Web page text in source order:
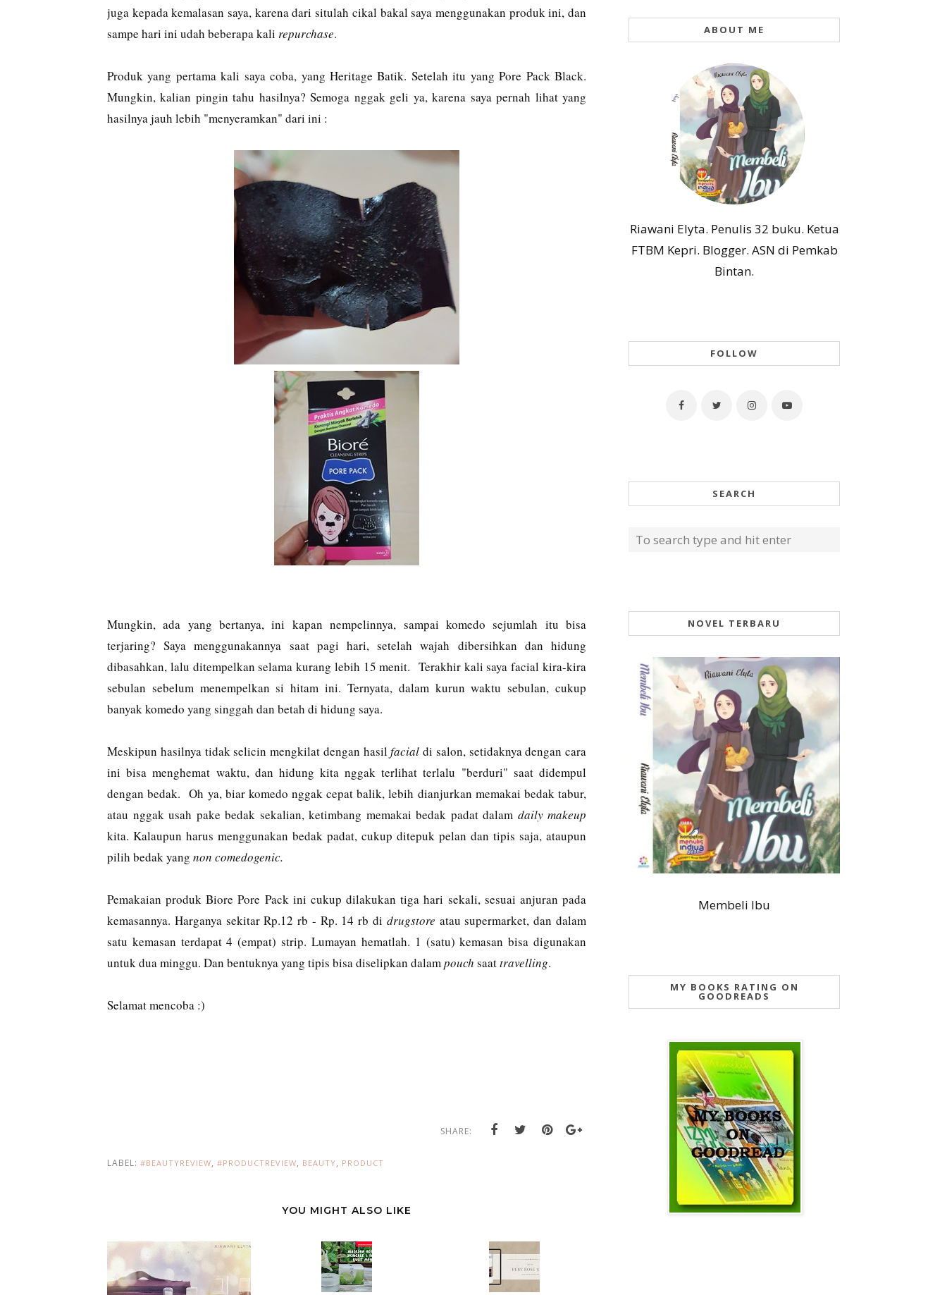
juga kepada kemalasan saya, karena dari situlah cikal bakal saya menggunakan produk ini, dan
sampe hari ini udah beberapa kali repurchase.
Produk yang pertama kali saya coba, yang Heritage Batik. Setelah itu yang Pore Pack Black.
Mungkin, kalian pingin tahu hasilnya? Semoga nggak geli ya, karena saya pernah lihat yang
hasilnya jauh lebih "menyeramkan" dari ini :
Mungkin, ada yang bertanya, ini kapan nempelinnya, sampai komedo sejumlah itu bisa
terjaring? Saya menggunakannya saat pagi hari, setelah wajah dibersihkan dan hidung
dibasahkan, lalu ditempelkan selama kurang lebih 15 menit. Terakhir kali saya facial kira-kira
sebulan sebelum menempelkan si hitam ini. Ternyata, dalam kurun waktu sebulan, cukup
banyak komedo yang singgah dan betah di hidung saya.
Meskipun hasilnya tidak selicin mengkilat dengan hasil facial di salon, setidaknya dengan cara
ini bisa menghemat waktu, dan hidung kita nggak terlihat terlalu "berduri" saat didempul
dengan bedak. Oh ya, biar komedo nggak cepat balik, lebih dianjurkan memakai bedak tabur,
atau nggak usah pake bedak sekalian, ketimbang memakai bedak padat dalam daily makeup
kita. Kalaupun harus menggunakan bedak padat, cukup ditepuk pelan dan tipis saja, ataupun
pilih bedak yang non comedogenic.
Pemakaian produk Biore Pore Pack ini cukup dilakukan tiga hari sekali, sesuai anjuran pada
kemasannya. Harganya sekitar Rp.12 rb - Rp. 14 rb di drugstore atau supermarket, dan dalam
satu kemasan terdapat 4 (empat) strip. Lumayan hematlah. 1 (satu) kemasan bisa digunakan
untuk dua minggu. Dan bentuknya yang tipis bisa diselipkan dalampouch saattravelling.
Selamat mencoba :)
SHARE:
LABEL: #BEAUTYREVIEW, #PRODUCTREVIEW, BEAUTY, PRODUCT
YOU MIGHT ALSO LIKE
ABOUT ME
Riawani Elyta. Penulis 32 buku. Ketua
FTBM Kepri. Blogger. ASN di Pemkab
Bintan.
FOLLOW
SEARCH
NOVEL TERBARU
Membeli Ibu
MY BOOKS RATING ON
GOODREADS